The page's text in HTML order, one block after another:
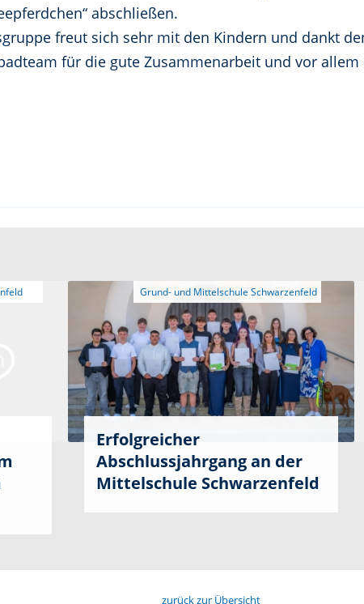
abschließen.
freut sich sehr mit den Kindern und dankt
für die gute Zusammenarbeit und vor
Grund- und Mittelschule Schwarzenfeld
Erfolgreicher
Abschlussjahrgang an der
Mittelschule Schwarzenfeld
zurück zur Übersicht